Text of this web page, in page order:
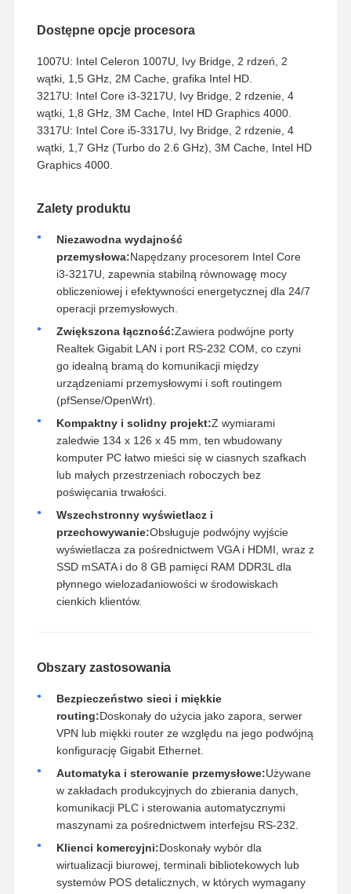
Dostępne opcje procesora
1007U: Intel Celeron 1007U, Ivy Bridge, 2 rdzeń, 2
wątki, 1,5 GHz, 2M Cache, grafika Intel HD.
3217U: Intel Core i3-3217U, Ivy Bridge, 2 rdzenie, 4
wątki, 1,8 GHz, 3M Cache, Intel HD Graphics 4000.
3317U: Intel Core i5-3317U, Ivy Bridge, 2 rdzenie, 4
wątki, 1,7 GHz (Turbo do 2.6 GHz), 3M Cache, Intel HD
Graphics 4000.
Zalety produktu
Niezawodna wydajność
przemysłowa:Napędzany procesorem Intel Core
i3-3217U, zapewnia stabilną równowagę mocy
obliczeniowej i efektywności energetycznej dla 24/7
operacji przemysłowych.
Zwiększona łączność:Zawiera podwójne porty
Realtek Gigabit LAN i port RS-232 COM, co czyni
go idealną bramą do komunikacji między
urządzeniami przemysłowymi i soft routingem
(pfSense/OpenWrt).
Kompaktny i solidny projekt:Z wymiarami
zaledwie 134 x 126 x 45 mm, ten wbudowany
komputer PC łatwo mieści się w ciasnych szafkach
lub małych przestrzeniach roboczych bez
poświęcania trwałości.
Wszechstronny wyświetlacz i
przechowywanie:Obsługuje podwójny wyjście
wyświetlacza za pośrednictwem VGA i HDMI, wraz z
SSD mSATA i do 8 GB pamięci RAM DDR3L dla
płynnego wielozadaniowości w środowiskach
cienkich klientów.
Obszary zastosowania
Bezpieczeństwo sieci i miękkie
routing:Doskonały do użycia jako zapora, serwer
VPN lub miękki router ze względu na jego podwójną
konfigurację Gigabit Ethernet.
Automatyka i sterowanie przemysłowe:Używane
w zakładach produkcyjnych do zbierania danych,
komunikacji PLC i sterowania automatycznymi
maszynami za pośrednictwem interfejsu RS-232.
Klienci komercyjni:Doskonały wybór dla
wirtualizacji biurowej, terminali bibliotekowych lub
systemów POS detalicznych, w których wymagany